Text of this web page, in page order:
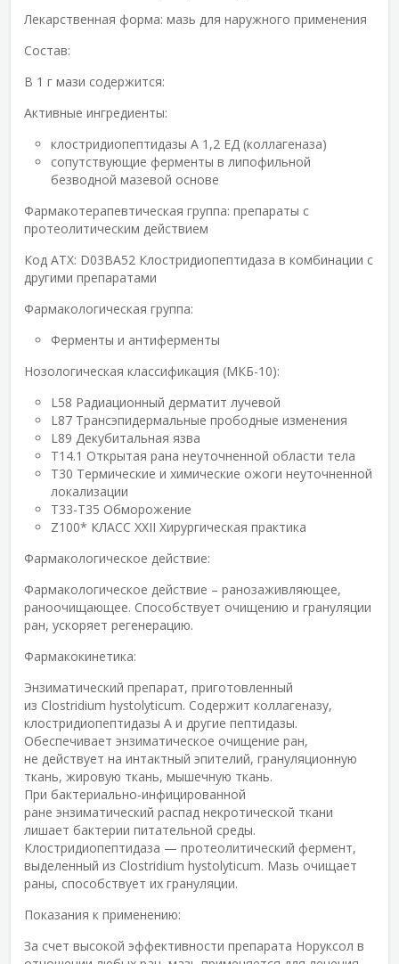
Лекарственная форма: мазь для наружного применения
Состав:
В 1 г мази содержится:
Активные ингредиенты:
клостридиопептидазы A 1,2 ЕД (коллагеназа)
сопутствующие ферменты в липофильной
безводной мазевой основе
Фармакотерапевтическая группа: препараты с
протеолитическим действием
Код АТХ: D03BA52 Клостридиопептидаза в комбинации с
другими препаратами
Фармакологическая группа:
Ферменты и антиферменты
Нозологическая классификация (МКБ-10):
L58 Радиационный дерматит лучевой
L87 Трансэпидермальные прободные изменения
L89 Декубитальная язва
T14.1 Открытая рана неуточненной области тела
T30 Термические и химические ожоги неуточненной
локализации
T33-T35 Обморожение
Z100* КЛАСС XXII Хирургическая практика
Фармакологическое действие:
Фармакологическое действие – ранозаживляющее,
раноочищающее. Cпособствует очищению и грануляции
ран, ускоряет регенерацию.
Фармакокинетика:
Энзиматический препарат, приготовленный
из Clostridium hystolyticum. Содержит коллагеназу,
клостридиопептидазы А и другие пептидазы.
Обеспечивает энзиматическое очищение ран,
не действует на интактный эпителий, грануляционную
ткань, жировую ткань, мышечную ткань.
При бактериально-инфицированной
ране энзиматический распад некротической ткани
лишает бактерии питательной среды.
Клостридиопептидаза — протеолитический фермент,
выделенный из Clostridium hystolyticum. Мазь очищает
раны, способствует их грануляции.
Показания к применению:
За счет высокой эффективности препарата Норуксол в